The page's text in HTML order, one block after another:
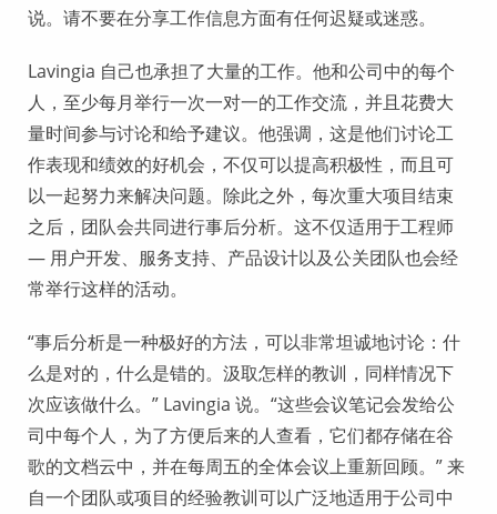
说。请不要在分享工作信息方面有任何迟疑或迷惑。
Lavingia 自己也承担了大量的工作。他和公司中的每个
人，至少每月举行一次一对一的工作交流，并且花费大
量时间参与讨论和给予建议。他强调，这是他们讨论工
作表现和绩效的好机会，不仅可以提高积极性，而且可
以一起努力来解决问题。除此之外，每次重大项目结束
之后，团队会共同进行事后分析。这不仅适用于工程师
— 用户开发、服务支持、产品设计以及公关团队也会经
常举行这样的活动。
“事后分析是一种极好的方法，可以非常坦诚地讨论：什
么是对的，什么是错的。汲取怎样的教训，同样情况下
次应该做什么。” Lavingia 说。“这些会议笔记会发给公
司中每个人，为了方便后来的人查看，它们都存储在谷
歌的文档云中，并在每周五的全体会议上重新回顾。” 来
自一个团队或项目的经验教训可以广泛地适用于公司中